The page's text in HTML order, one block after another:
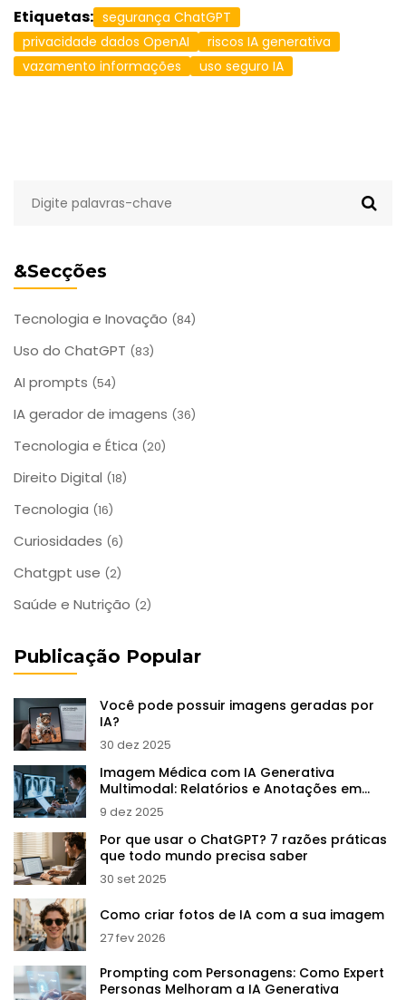
&Secções
Tecnologia e Inovação (84)
Uso do ChatGPT (83)
AI prompts (54)
IA gerador de imagens (36)
Tecnologia e Ética (20)
Direito Digital (18)
Tecnologia (16)
Curiosidades (6)
Chatgpt use (2)
Saúde e Nutrição (2)
Publicação Popular
Você pode possuir imagens geradas por
IA?
30 dez 2025
Imagem Médica com IA Generativa
Multimodal: Relatórios e Anotações em
Radiologia
9 dez 2025
Por que usar o ChatGPT? 7 razões práticas
que todo mundo precisa saber
30 set 2025
Como criar fotos de IA com a sua imagem
27 fev 2026
Prompting com Personagens: Como Expert
Personas Melhoram a IA Generativa
Etiquetas: segurança ChatGPT
privacidade dados OpenAI
riscos IA generativa
vazamento informações
uso seguro IA